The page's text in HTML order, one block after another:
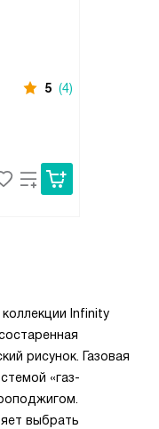
5 (4)
Infinity
рисунок. Газовая
«газ-
выбрать